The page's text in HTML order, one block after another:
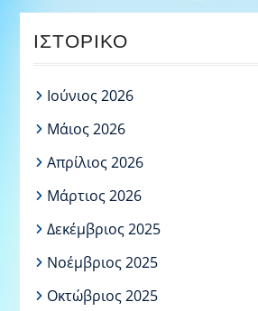
ΙΣΤΟΡΙΚΌ
Ιούνιος 2026
Μάιος 2026
Απρίλιος 2026
Μάρτιος 2026
Δεκέμβριος 2025
Νοέμβριος 2025
Οκτώβριος 2025